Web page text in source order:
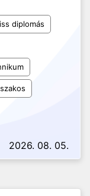
diplomás
2026. 08. 05.